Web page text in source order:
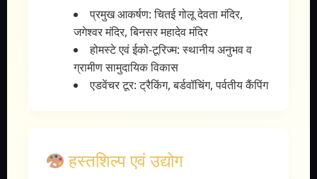
प्रमुख आकर्षण: चितई गोलू देवता मंदिर,
जगेश्वर मंदिर, बिनसर महादेव मंदिर
होमस्टे एवं ईको-टूरिज्म: स्थानीय अनुभव व
ग्रामीण सामुदायिक विकास
एडवेंचर टूर: ट्रैकिंग, बर्डवॉचिंग, पर्वतीय कैंपिंग
हस्तशिल्प एवं उद्योग